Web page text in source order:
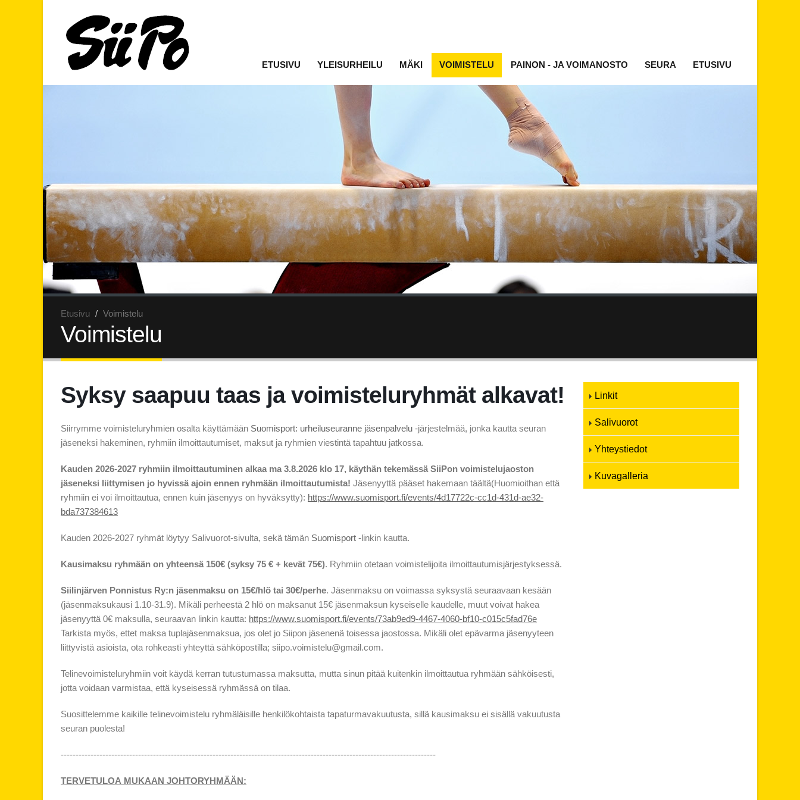
ETUSIVU YLEISURHEILU MÄKI VOIMISTELU PAINON - JA VOIMANOSTO SEURA ETUSIVU
Etusivu Voimistelu
Voimistelu
Syksy saapuu taas ja voimisteluryhmät alkavat!
Siirrymme voimisteluryhmien osalta käyttämään Suomisport: urheiluseuranne jäsenpalvelu -järjestelmää, jonka kautta seuran
jäseneksi hakeminen, ryhmiin ilmoittautumiset, maksut ja ryhmien viestintä tapahtuu jatkossa.
Kauden 2026-2027 ryhmiin ilmoittautuminen alkaa ma 3.8.2026 klo 17, käythän tekemässä SiiPon voimistelujaoston
jäseneksi liittymisen jo hyvissä ajoin ennen ryhmään ilmoittautumista! Jäsenyyttä pääset hakemaan täältä(Huomioithan että
ryhmiin ei voi ilmoittautua, ennen kuin jäsenyys on hyväksytty): https://www.suomisport.fi/events/4d17722c-cc1d-431d-ae32-
bda737384613
Kauden 2026-2027 ryhmät löytyy Salivuorot-sivulta, sekä tämän Suomisport -linkin kautta.
Kausimaksu ryhmään on yhteensä 150€ (syksy 75 € + kevät 75€). Ryhmiin otetaan voimistelijoita ilmoittautumisjärjestyksessä.
Siilinjärven Ponnistus Ry:n jäsenmaksu on 15€/hlö tai 30€/perhe. Jäsenmaksu on voimassa syksystä seuraavaan kesään
(jäsenmaksukausi 1.10-31.9). Mikäli perheestä 2 hlö on maksanut 15€ jäsenmaksun kyseiselle kaudelle, muut voivat hakea
jäsenyyttä 0€ maksulla, seuraavan linkin kautta: https://www.suomisport.fi/events/73ab9ed9-4467-4060-bf10-c015c5fad76e
Tarkista myös, ettet maksa tuplajäsenmaksua, jos olet jo Siipon jäsenenä toisessa jaostossa. Mikäli olet epävarma jäsenyyteen
liittyvistä asioista, ota rohkeasti yhteyttä sähköpostilla; siipo.voimistelu@gmail.com.
Telinevoimisteluryhmiin voit käydä kerran tutustumassa maksutta, mutta sinun pitää kuitenkin ilmoittautua ryhmään sähköisesti,
jotta voidaan varmistaa, että kyseisessä ryhmässä on tilaa.
Suosittelemme kaikille telinevoimistelu ryhmäläisille henkilökohtaista tapaturmavakuutusta, sillä kausimaksu ei sisällä vakuutusta
seuran puolesta!
------------------------------------------------------------------------------------------------------------------------------
TERVETULOA MUKAAN JOHTORYHMÄÄN:
Linkit
Salivuorot
Yhteystiedot
Kuvagalleria